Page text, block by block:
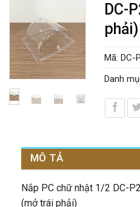
DC-
phải)
Mã: DC-
Danh
MÔ TẢ
Nắp PC chữ nhật 1/2 DC-
(mở trái phải)